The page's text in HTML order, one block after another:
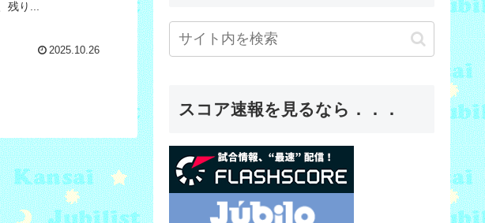
残り...
2025.10.26
スコア速報を見るなら．．．